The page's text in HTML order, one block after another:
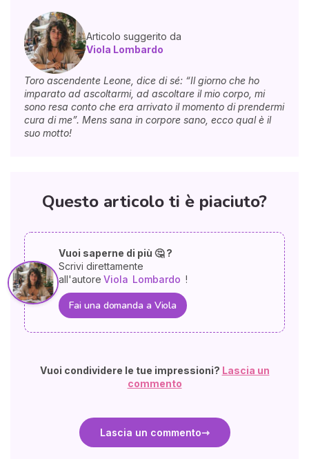
Articolo suggerito da
Viola Lombardo
Toro ascendente Leone, dice di sé: “Il giorno che ho
imparato ad ascoltarmi, ad ascoltare il mio corpo, mi
sono resa conto che era arrivato il momento di prendermi
cura di me”. Mens sana in corpore sano, ecco qual è il
suo motto!
Questo articolo ti è piaciuto?
Vuoi saperne di più 🤔 ?
Scrivi direttamente
all'autore Viola Lombardo !
Fai una domanda a Viola
Vuoi condividere le tue impressioni? Lascia un
commento
Lascia un commento